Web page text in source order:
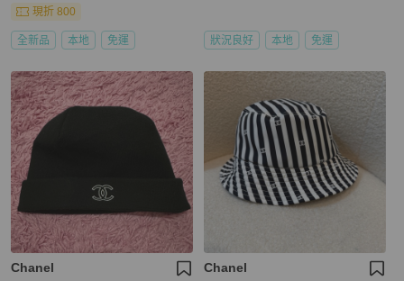
現折 800
全新品 本地 免運 狀況良好 本地 免運
Chanel Chanel